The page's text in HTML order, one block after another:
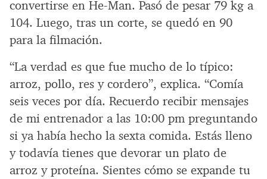
convertirse en He-Man. Pasó de pesar 79 kg a
104. Luego, tras un corte, se quedó en 90
para la filmación.
“La verdad es que fue mucho de lo típico:
arroz, pollo, res y cordero”, explica. “Comía
seis veces por día. Recuerdo recibir mensajes
de mi entrenador a las 10:00 pm preguntando
si ya había hecho la sexta comida. Estás lleno
y todavía tienes que devorar un plato de
arroz y proteína. Sientes cómo se expande tu